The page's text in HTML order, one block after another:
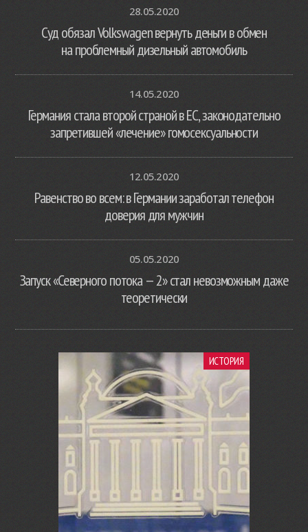
28.05.2020
Суд обязал Volkswagen вернуть деньги в обмен
на проблемный дизельный автомобиль
14.05.2020
Германия стала второй страной в ЕС, законодательно
запретившей «лечение» гомосексуальности
12.05.2020
Равенство во всем: в Германии заработал телефон
доверия для мужчин
05.05.2020
Запуск «Северного потока — 2» стал невозможным даже
теоретически
ИСТОРИЯ